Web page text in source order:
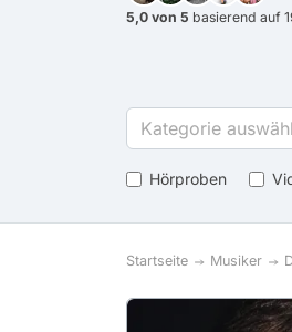
5,0 von 5 basierend auf
Kategorie
Hörproben
Startseite Musiker